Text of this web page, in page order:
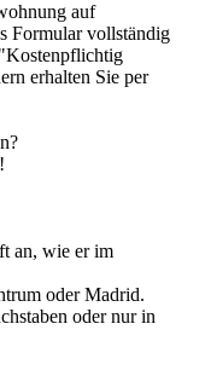
auf
Formular vollständig
"Kostenpflichtig
erhalten Sie per
!
an, wie er im
oder Madrid.
oder nur in